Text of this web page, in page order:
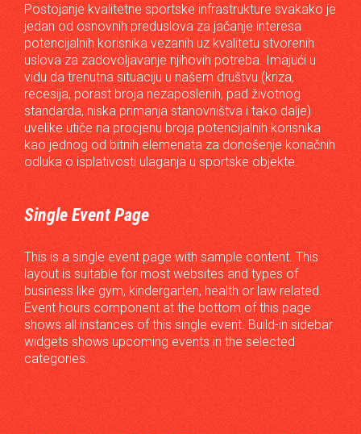
Postojanje kvalitetne sportske infrastrukture svakako je
jedan od osnovnih preduslova za jačanje interesa
potencijalnih korisnika vezanih uz kvalitetu stvorenih
uslova za zadovoljavanje njihovih potreba. Imajući u
vidu da trenutna situaciju u našem društvu (kriza,
recesija, porast broja nezaposlenih, pad životnog
standarda, niska primanja stanovništva i tako dalje)
uvelike utiče na procjenu broja potencijalnih korisnika
kao jednog od bitnih elemenata za donošenje konačnih
odluka o isplativosti ulaganja u sportske objekte.
Single Event Page
This is a single event page with sample content. This
layout is suitable for most websites and types of
business like gym, kindergarten, health or law related.
Event hours component at the bottom of this page
shows all instances of this single event. Build-in sidebar
widgets shows upcoming events in the selected
categories.